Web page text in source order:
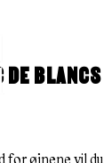
BLANCS